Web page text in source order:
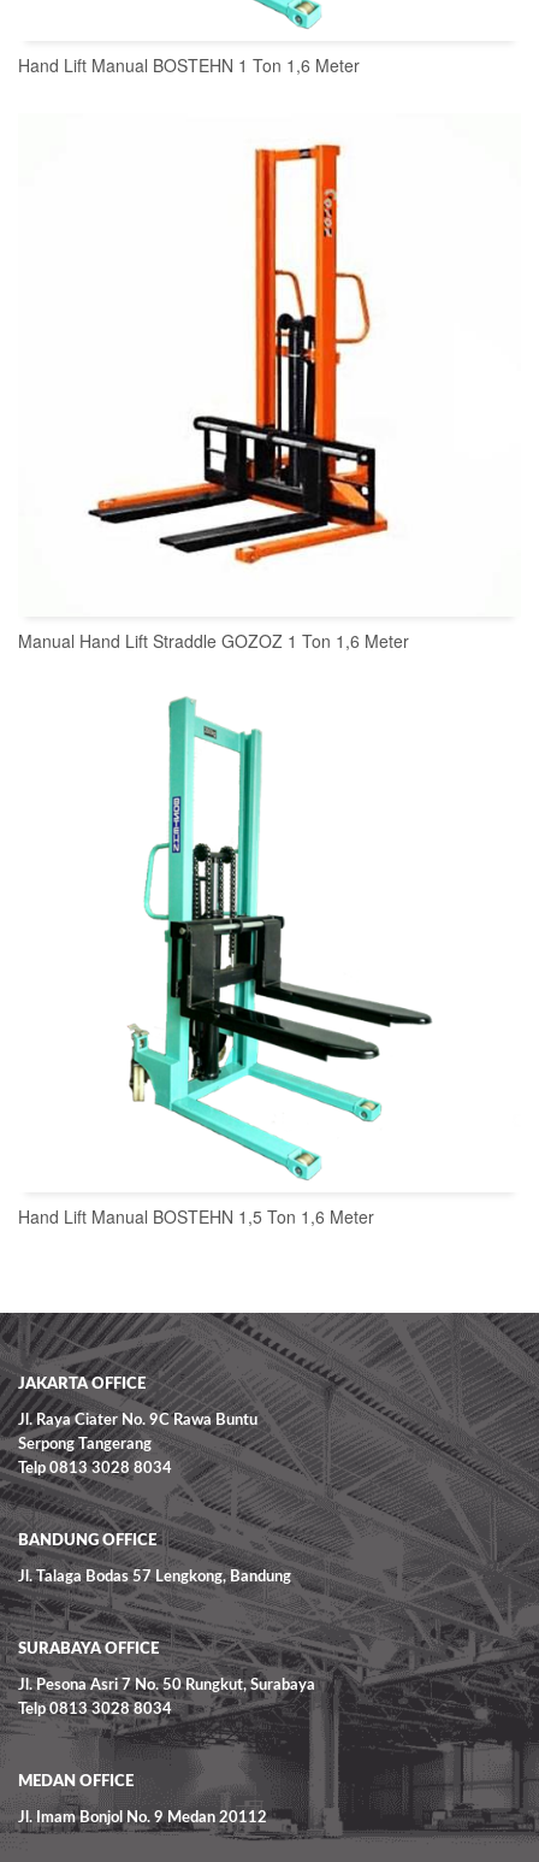
READ MORE
Hand Lift Manual BOSTEHN 1 Ton 1,6 Meter
READ MORE
Manual Hand Lift Straddle GOZOZ 1 Ton 1,6 Meter
READ MORE
Hand Lift Manual BOSTEHN 1,5 Ton 1,6 Meter
JAKARTA OFFICE
Jl. Raya Ciater No. 9C Rawa Buntu
Serpong Tangerang
Telp 0813 3028 8034
BANDUNG OFFICE
Jl. Talaga Bodas 57 Lengkong, Bandung
SURABAYA OFFICE
Jl. Pesona Asri 7 No. 50 Rungkut, Surabaya
Telp 0813 3028 8034
MEDAN OFFICE
Jl. Imam Bonjol No. 9 Medan 20112